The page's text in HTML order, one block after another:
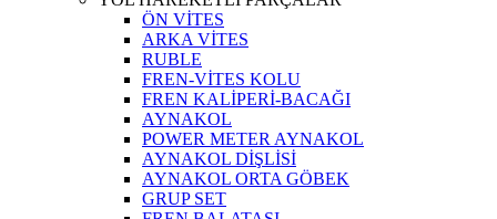
ÖN VİTES
ARKA VİTES
RUBLE
FREN-VİTES KOLU
FREN KALİPERİ-BACAĞI
AYNAKOL
POWER METER AYNAKOL
AYNAKOL DİŞLİSİ
AYNAKOL ORTA GÖBEK
GRUP SET